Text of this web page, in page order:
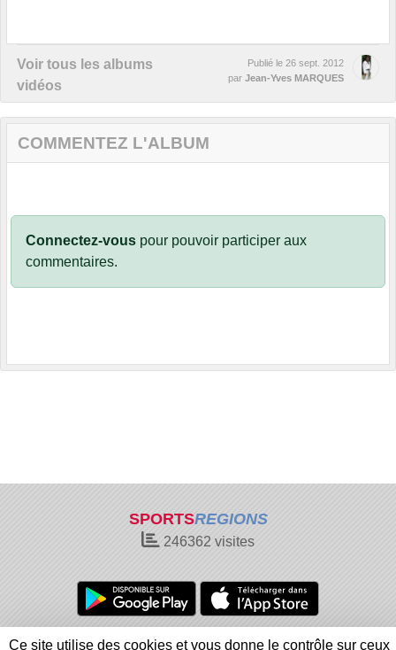
Voir tous les albums
vidéos
Publié le 26 sept. 2012
par Jean-Yves MARQUES
COMMENTEZ L'ALBUM
Connectez-vous pour pouvoir participer aux
commentaires.
SPORTSREGIONS
246362 visites
Charte cookies Gestion des cookies
Ce site utilise des cookies et vous donne le contrôle sur ceux